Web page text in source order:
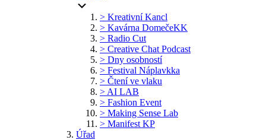
> Kreativní Kancl
> Kavárna DomečeKK
> Radio Cut
> Creative Chat Podcast
> Dny osobností
> Festival Náplavkka
> Čtení ve vlaku
> AI LAB
> Fashion Event
> Making Sense Lab
> Manifest KP
Úřad